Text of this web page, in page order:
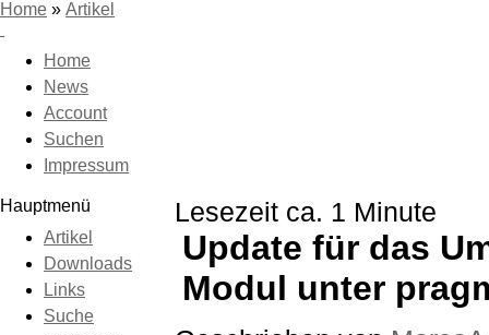
Home » Artikel
Home
News
Account
Suchen
Impressum
Hauptmenü
Artikel
Downloads
Links
Suche
Lesezeit ca. 1 Minute
Update für das
Modul unter